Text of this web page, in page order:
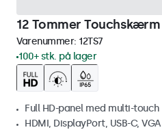
12 Tommer Touchskærm
Varenummer: 12TS7
100+ stk. på lager
Full HD-panel med multi-touch
HDMI, DisplayPort, USB-C, VGA